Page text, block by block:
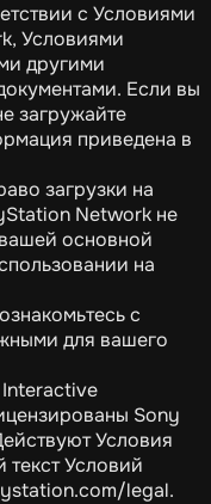
с Условиями
Условиями
другими
Если вы
загружайте
приведена в
загрузки на
Network не
основной
на
с
для вашего
Sony
Условия
Условий
legal.